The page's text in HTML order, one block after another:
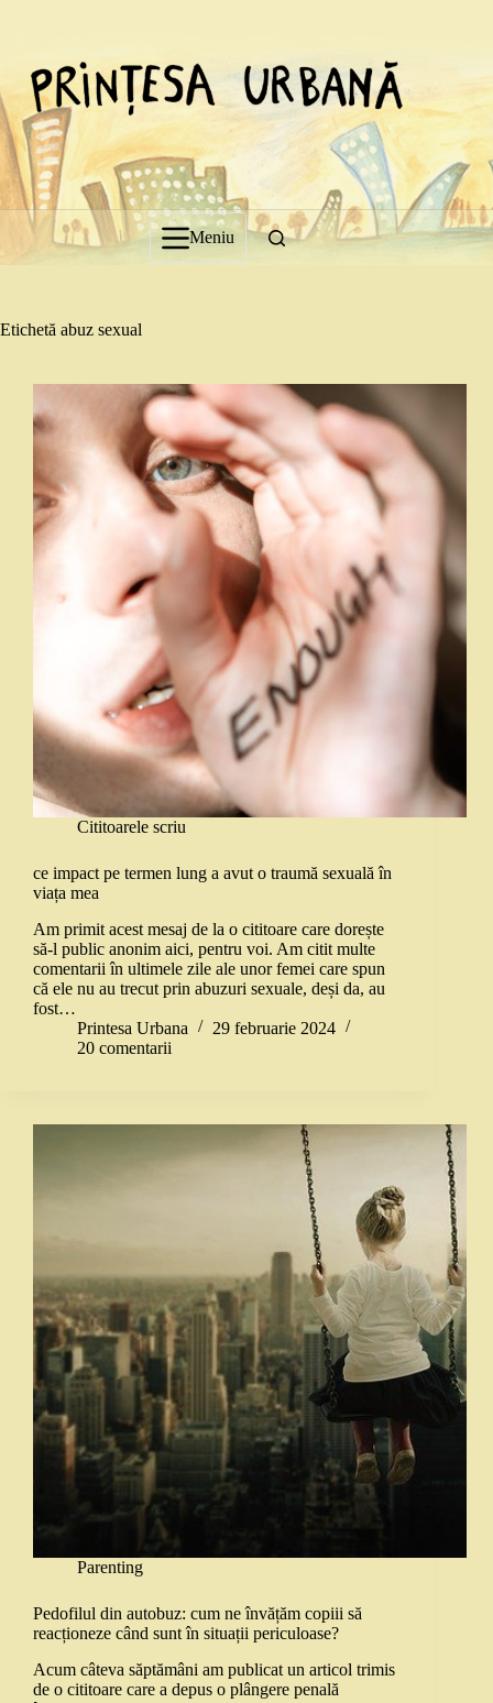
Meniu
Etichetă abuz sexual
Cititoarele scriu
ce impact pe termen lung a avut o traumă sexuală în
viața mea
Am primit acest mesaj de la o cititoare care dorește
să-l public anonim aici, pentru voi. Am citit multe
comentarii în ultimele zile ale unor femei care spun
că ele nu au trecut prin abuzuri sexuale, deși da, au
fost…
Printesa Urbana
29 februarie 2024
20 comentarii
Parenting
Pedofilul din autobuz: cum ne învățăm copiii să
reacționeze când sunt în situații periculoase?
Acum câteva săptămâni am publicat un articol trimis
de o cititoare care a depus o plângere penală